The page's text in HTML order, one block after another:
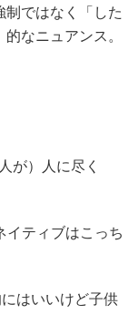
ではなく「した
なニュアンス。
）人に尽く
ティブはこっち
にはいいけど子供